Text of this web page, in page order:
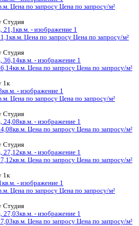
27,03кв.м. Цена по запросу
1к
2к
Цена по запросу
Цена по запросу
Цена по
Цена по запросу Цена по
2к
Студия